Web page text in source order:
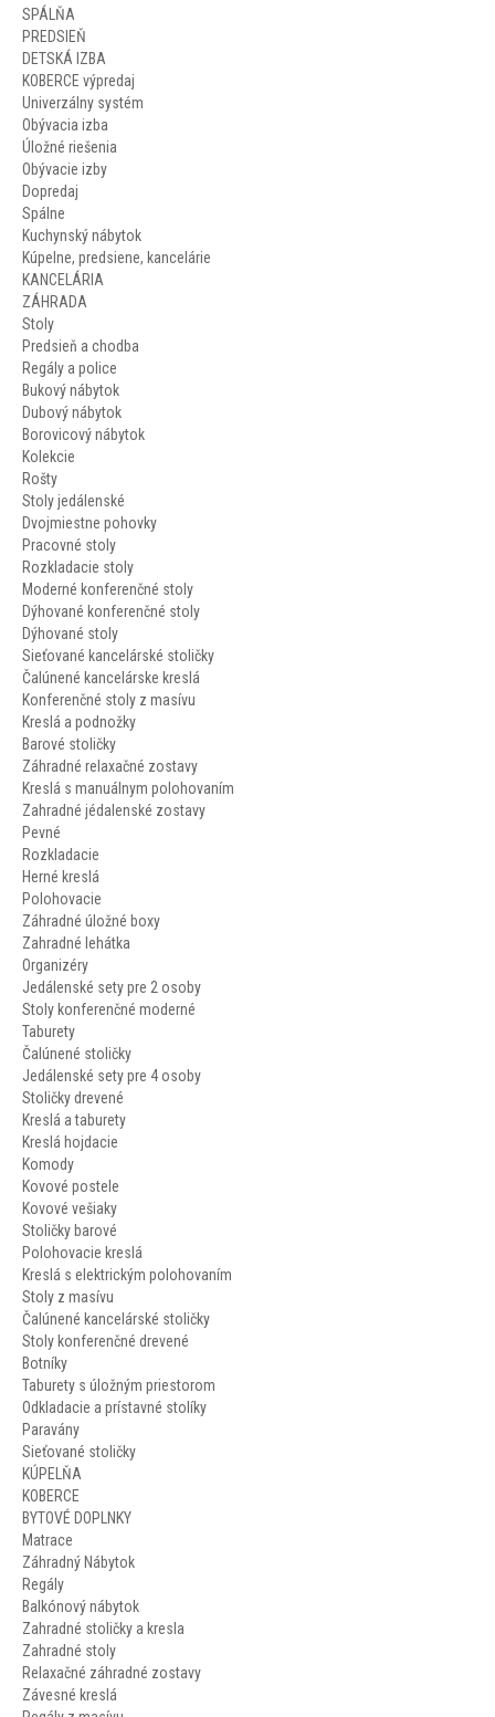
SPÁLŇA
PREDSIEŇ
DETSKÁ IZBA
KOBERCE výpredaj
Univerzálny systém
Obývacia izba
Úložné riešenia
Obývacie izby
Dopredaj
Spálne
Kuchynský nábytok
Kúpelne, predsiene, kancelárie
KANCELÁRIA
ZÁHRADA
Stoly
Predsieň a chodba
Regály a police
Bukový nábytok
Dubový nábytok
Borovicový nábytok
Kolekcie
Rošty
Stoly jedálenské
Dvojmiestne pohovky
Pracovné stoly
Rozkladacie stoly
Moderné konferenčné stoly
Dýhované konferenčné stoly
Dýhované stoly
Sieťované kancelárské stoličky
Čalúnené kancelárske kreslá
Konferenčné stoly z masívu
Kreslá a podnožky
Barové stoličky
Záhradné relaxačné zostavy
Kreslá s manuálnym polohovaním
Zahradné jédalenské zostavy
Pevné
Rozkladacie
Herné kreslá
Polohovacie
Záhradné úložné boxy
Zahradné lehátka
Organizéry
Jedálenské sety pre 2 osoby
Stoly konferenčné moderné
Taburety
Čalúnené stoličky
Jedálenské sety pre 4 osoby
Stoličky drevené
Kreslá a taburety
Kreslá hojdacie
Komody
Kovové postele
Kovové vešiaky
Stoličky barové
Polohovacie kreslá
Kreslá s elektrickým polohovaním
Stoly z masívu
Čalúnené kancelárské stoličky
Stoly konferenčné drevené
Botníky
Taburety s úložným priestorom
Odkladacie a prístavné stolíky
Paravány
Sieťované stoličky
KÚPELŇA
KOBERCE
BYTOVÉ DOPLNKY
Matrace
Záhradný Nábytok
Regály
Balkónový nábytok
Zahradné stoličky a kresla
Zahradné stoly
Relaxačné záhradné zostavy
Závesné kreslá